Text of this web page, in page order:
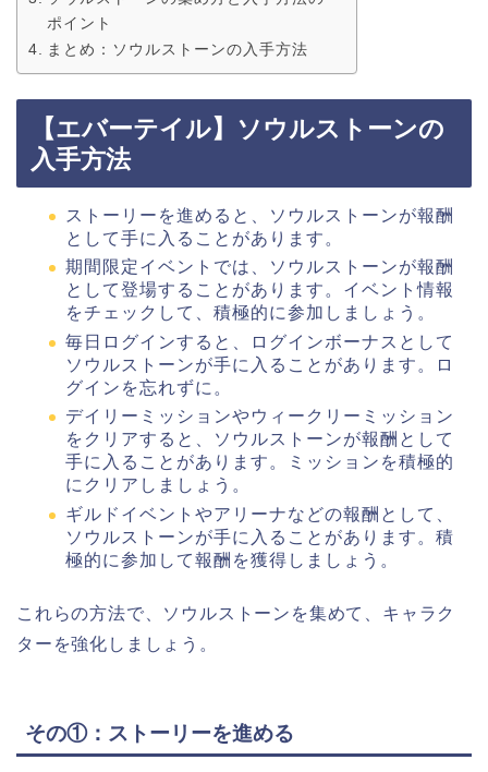
ポイント
まとめ：ソウルストーンの入手方法
【エバーテイル】ソウルストーンの
入手方法
ストーリーを進めると、ソウルストーンが報酬
として手に入ることがあります。
期間限定イベントでは、ソウルストーンが報酬
として登場することがあります。イベント情報
をチェックして、積極的に参加しましょう。
毎日ログインすると、ログインボーナスとして
ソウルストーンが手に入ることがあります。ロ
グインを忘れずに。
デイリーミッションやウィークリーミッション
をクリアすると、ソウルストーンが報酬として
手に入ることがあります。ミッションを積極的
にクリアしましょう。
ギルドイベントやアリーナなどの報酬として、
ソウルストーンが手に入ることがあります。積
極的に参加して報酬を獲得しましょう。
これらの方法で、ソウルストーンを集めて、キャラク
ターを強化しましょう。
その①：ストーリーを進める